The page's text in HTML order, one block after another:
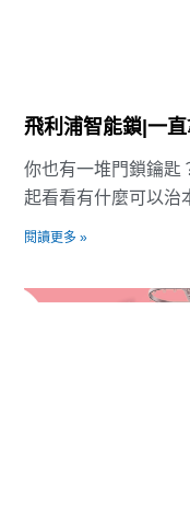
飛利浦智能鎖|一
你也有一堆門鎖鑰匙
起看看有什麼可以治
閱讀更多 »